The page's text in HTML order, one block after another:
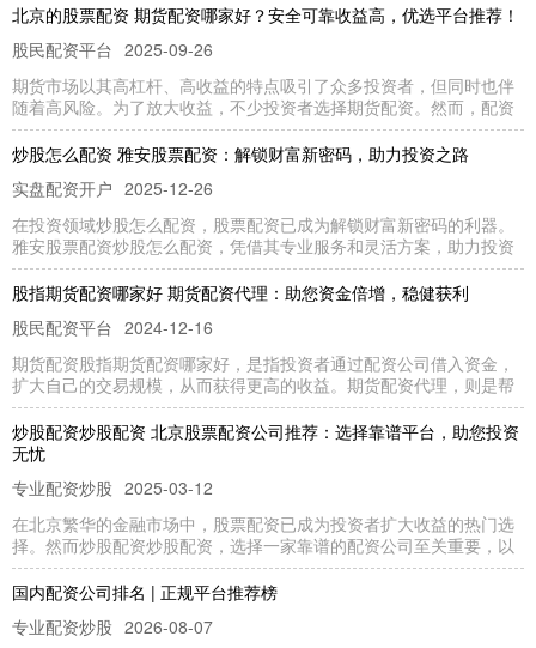
北京的股票配资 期货配资哪家好？安全可靠收益高，优选平台推荐！
股民配资平台 2025-09-26
期货市场以其高杠杆、高收益的特点吸引了众多投资者，但同时也伴
随着高风险。为了放大收益，不少投资者选择期货配资。然而，配资
炒股怎么配资 雅安股票配资：解锁财富新密码，助力投资之路
实盘配资开户 2025-12-26
在投资领域炒股怎么配资，股票配资已成为解锁财富新密码的利器。
雅安股票配资炒股怎么配资，凭借其专业服务和灵活方案，助力投资
股指期货配资哪家好 期货配资代理：助您资金倍增，稳健获利
股民配资平台 2024-12-16
期货配资股指期货配资哪家好，是指投资者通过配资公司借入资金，
扩大自己的交易规模，从而获得更高的收益。期货配资代理，则是帮
炒股配资炒股配资 北京股票配资公司推荐：选择靠谱平台，助您投资
无忧
专业配资炒股 2025-03-12
在北京繁华的金融市场中，股票配资已成为投资者扩大收益的热门选
择。然而炒股配资炒股配资，选择一家靠谱的配资公司至关重要，以
国内配资公司排名 | 正规平台推荐榜
专业配资炒股 2026-08-07